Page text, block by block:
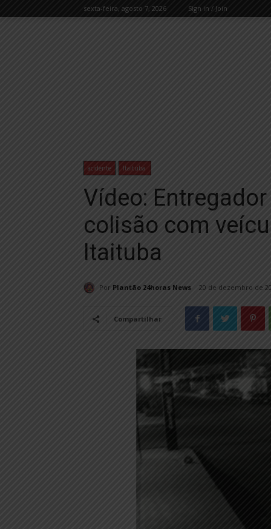
sexta-feira, agosto 7, 2026 Sign in / Join
acidente Itaituba
Vídeo:
colisão com
Itaituba
Por Plantão 24horas News 20 de dezembro de
Compartilhar